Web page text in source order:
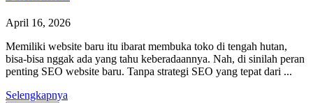
April 16, 2026
Memiliki website baru itu ibarat membuka toko di tengah hutan,
bisa-bisa nggak ada yang tahu keberadaannya. Nah, di sinilah peran
penting SEO website baru. Tanpa strategi SEO yang tepat dari ...
Selengkapnya